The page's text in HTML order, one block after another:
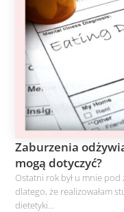
Zaburzenia
mogą dotyczyć?
Ostatni rok był u mnie
dlatego, że realizowałam
dietetyki...